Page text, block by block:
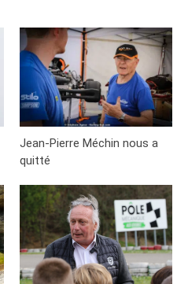
Jean-Pierre Méchin nous a
quitté